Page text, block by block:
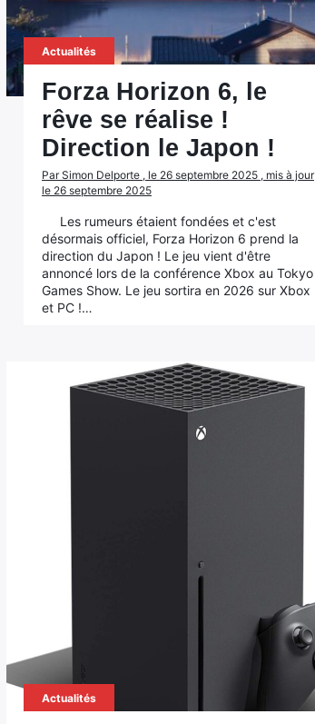
Actualités
Forza Horizon 6, le
rêve se réalise !
Direction le Japon !
Par Simon Delporte , le 26 septembre 2025 , mis à jour
le 26 septembre 2025
Les rumeurs étaient fondées et c'est
désormais officiel, Forza Horizon 6 prend la
direction du Japon ! Le jeu vient d'être
annoncé lors de la conférence Xbox au Tokyo
Games Show. Le jeu sortira en 2026 sur Xbox
et PC !…
Actualités